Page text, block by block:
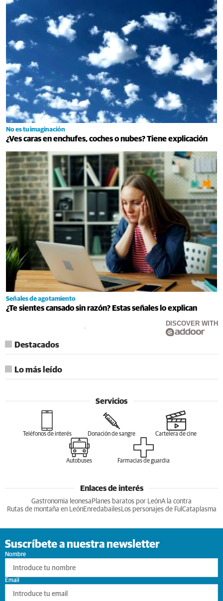
No es tu imaginación
¿Ves caras en enchufes, coches o nubes? Tiene explicación
Señales de agotamiento
¿Te sientes cansado sin razón? Estas señales lo explican
DISCOVER WITH
Destacados
Lo más leído
Servicios
Teléfonos de interés Donación de sangre Cartelera de cine
Autobuses Farmacias de guardia
Enlaces de interés
Gastronomia leonesa Planes baratos por LeónA la contra
Rutas de montaña en LeónEnredabailesLos personajes de Ful Cataplasma
Suscríbete a nuestra newsletter
Nombre
Email